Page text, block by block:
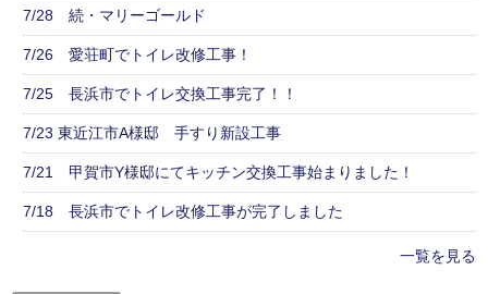
7/28 続・マリーゴールド
7/26 愛荘町でトイレ改修工事！
7/25 長浜市でトイレ交換工事完了！！
7/23 東近江市A様邸 手すり新設工事
7/21 甲賀市Y様邸にてキッチン交換工事始まりました！
7/18 長浜市でトイレ改修工事が完了しました
一覧を見る